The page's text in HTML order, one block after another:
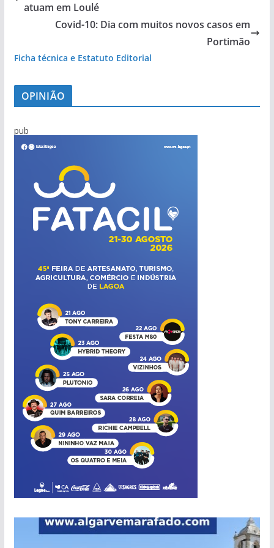
atuam em Loulé
Covid-10: Dia com muitos novos casos em
Portimão
Ficha técnica e Estatuto Editorial
OPINIÃO
pub